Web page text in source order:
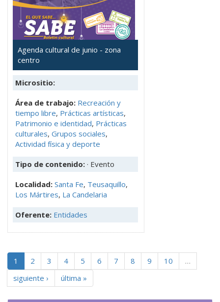
Agenda cultural de junio - zona
centro
Micrositio:
Área de trabajo: Recreación y
tiempo libre, Prácticas artísticas,
Patrimonio e identidad, Prácticas
culturales, Grupos sociales,
Actividad física y deporte
Tipo de contenido: · Evento
Localidad: Santa Fe, Teusaquillo,
Los Mártires, La Candelaria
Oferente: Entidades
1 2 3 4 5 6 7 8 9 10
…
siguiente ›
última »